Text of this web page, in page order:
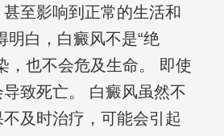
至影响到正常的生活和
明白，白癜风不是“绝
，也不会危及生命。 即使
致死亡。 白癜风虽然不
及时治疗，可能会引起